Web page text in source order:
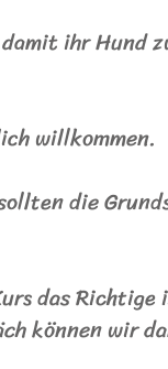
ihr Hund
willkommen.
die
das
können wir